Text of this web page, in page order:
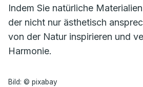
Indem Sie natürliche
der nicht nur ästhetisch
von der Natur inspirieren und
Harmonie.
Bild: © pixabay